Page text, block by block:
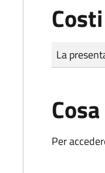
Costi
Tipo di
Importo
La
Per